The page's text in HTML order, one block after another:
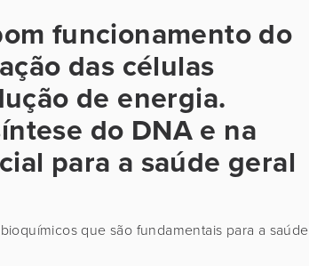
funcionamento do
das células
de energia.
do DNA e na
para a saúde geral
que são fundamentais para a saúde